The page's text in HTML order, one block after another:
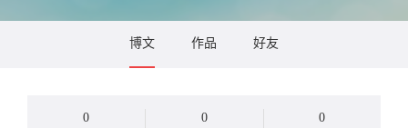
博文 作品 好友
0
0
0